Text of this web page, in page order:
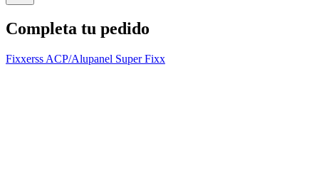
Completa tu pedido
Fixxerss ACP/Alupanel Super Fixx